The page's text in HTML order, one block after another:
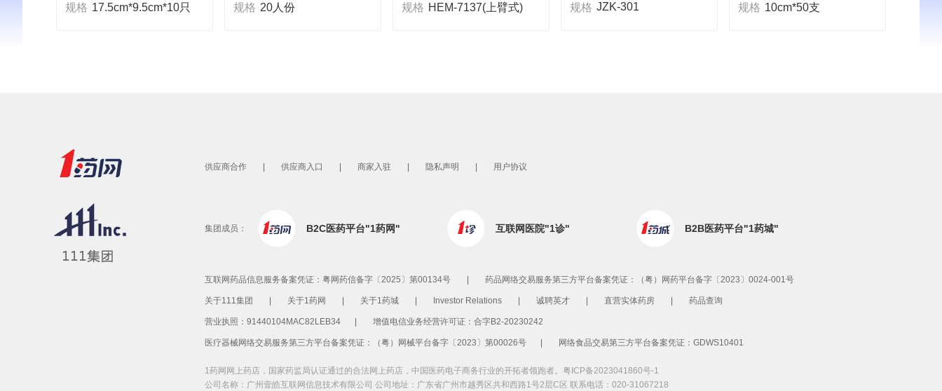
规格 17.5cm*9.5cm*10只
规格 20人份
规格 HEM-7137(上臂式)
规格 JZK-301
规格 10cm*50支
供应商合作 供应商入口 商家入驻 隐私声明 用户协议
集团成员： B2C医药平台"1药网" 互联网医院"1诊" B2B医药平台"1药城"
互联网药品信息服务备案凭证：粤网药信备字〔2025〕第00134号 药品网络交易服务第三方平台备案凭证：（粤）网药平台备字〔2023〕0024-001号
关于111集团 关于1药网 关于1药城 Investor Relations 诚聘英才 直营实体药房 药品查询
营业执照：91440104MAC82LEB34 增值电信业务经营许可证：合字B2-20230242
医疗器械网络交易服务第三方平台备案凭证：（粤）网械平台备字〔2023〕第00026号 网络食品交易第三方平台备案凭证：GDWS10401
1药网网上药店，国家药监局认证通过的合法网上药店，中国医药电子商务行业的开拓者领跑者。 粤ICP备2023041860号-1
公司名称：广州壹皓互联网信息技术有限公司 公司地址：广东省广州市越秀区共和西路1号2层C区 联系电话：020-31067218